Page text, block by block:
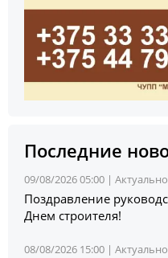
Последние
09/08/2026 05:00 | Актуально
Поздравление
Днем строителя!
08/08/2026 15:00 | Актуально